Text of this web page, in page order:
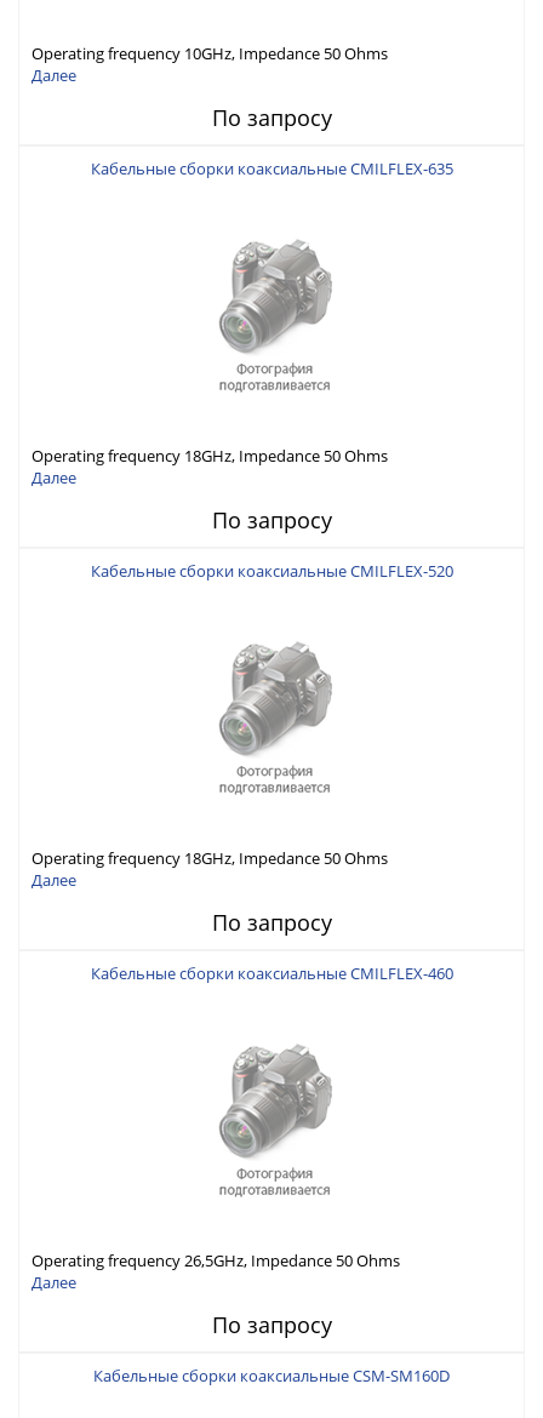
Operating frequency 10GHz, Impedance 50 Ohms
Далее
По запросу
Кабельные сборки коаксиальные CMILFLEX-635
Operating frequency 18GHz, Impedance 50 Ohms
Далее
По запросу
Кабельные сборки коаксиальные CMILFLEX-520
Operating frequency 18GHz, Impedance 50 Ohms
Далее
По запросу
Кабельные сборки коаксиальные CMILFLEX-460
Operating frequency 26,5GHz, Impedance 50 Ohms
Далее
По запросу
Кабельные сборки коаксиальные CSM-SM160D